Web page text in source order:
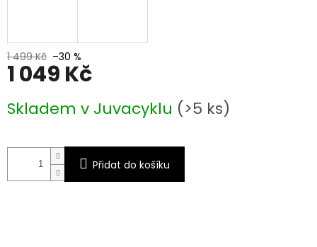
1 499 Kč –30 %
1 049 Kč
cena:
Skladem v Juvacyklu (>5 ks)
Přidat do košíku